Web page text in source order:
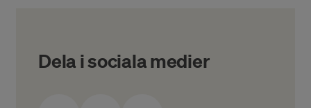
Dela i sociala medier